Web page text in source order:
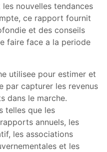
nouvelles tendances
ce rapport fournit
et des conseils
faire face a la periode
utilisee pour estimer et
par capturer les revenus
dans le marche.
telles que les
annuels, les
les associations
et les